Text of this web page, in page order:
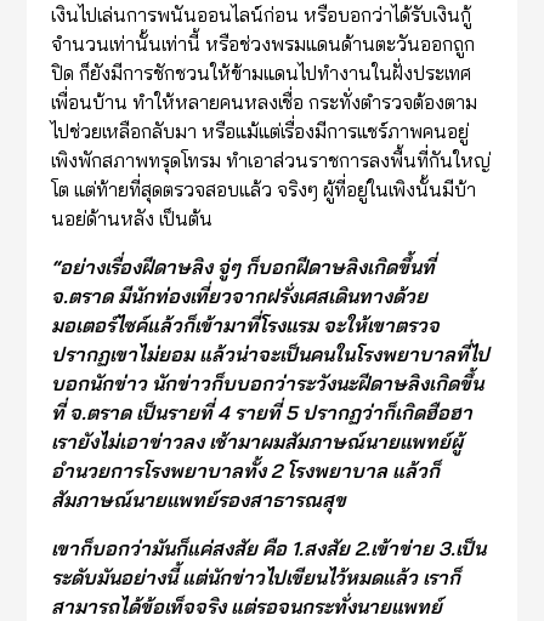
เงินไปเล่นการพนันออนไลน์ก่อน หรือบอกว่าได้รับเงินกู้
จำนวนเท่านั้นเท่านี้ หรือช่วงพรมแดนด้านตะวันออกถูก
ปิด ก็ยังมีการชักชวนให้ข้ามแดนไปทำงานในฝั่งประเทศ
เพื่อนบ้าน ทำให้หลายคนหลงเชื่อ กระทั่งตำรวจต้องตาม
ไปช่วยเหลือกลับมา หรือแม้แต่เรื่องมีการแชร์ภาพคนอยู่
เพิงพักสภาพทรุดโทรม ทำเอาส่วนราชการลงพื้นที่กันใหญ่
โต แต่ท้ายที่สุดตรวจสอบแล้ว จริงๆ ผู้ที่อยู่ในเพิงนั้นมีบ้า
นอย่ด้านหลัง เป็นต้น
“อย่างเรื่องฝีดาษลิง จู่ๆ ก็บอกฝีดาษลิงเกิดขึ้นที่
จ.ตราด มีนักท่องเที่ยวจากฝรั่งเศสเดินทางด้วย
มอเตอร์ไซค์แล้วก็เข้ามาที่โรงแรม จะให้เขาตรวจ
ปรากฏเขาไม่ยอม แล้วน่าจะเป็นคนในโรงพยาบาลที่ไป
บอกนักข่าว นักข่าวก็บบอกว่าระวังนะฝีดาษลิงเกิดขึ้น
ที่ จ.ตราด เป็นรายที่ 4 รายที่ 5 ปรากฏว่าก็เกิดฮือฮา
เรายังไม่เอาข่าวลง เช้ามาผมสัมภาษณ์นายแพทย์ผู้
อำนวยการโรงพยาบาลทั้ง 2 โรงพยาบาล แล้วก็
สัมภาษณ์นายแพทย์รองสาธารณสุข
เขาก็บอกว่ามันก็แค่สงสัย คือ 1.สงสัย 2.เข้าข่าย 3.เป็น
ระดับมันอย่างนี้ แต่นักข่าวไปเขียนไว้หมดแล้ว เราก็
สามารถได้ข้อเท็จจริง แต่รอจนกระทั่งนายแพทย์